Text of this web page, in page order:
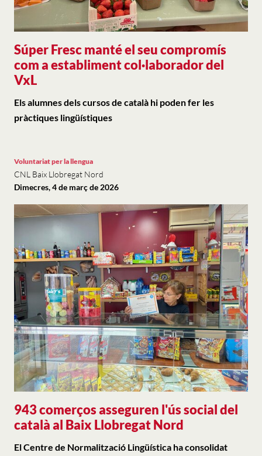
Súper Fresc manté el seu compromís
com a establiment col·laborador del
VxL
Els alumnes dels cursos de català hi poden fer les
pràctiques lingüístiques
943 comerços asseguren l'ús social del
català al Baix Llobregat Nord
Voluntariat per la llengua
CNL Baix Llobregat Nord
Dimecres, 4 de març de 2026
El Centre de Normalització Lingüística ha consolidat